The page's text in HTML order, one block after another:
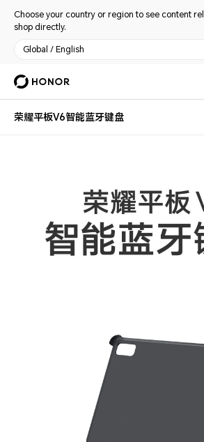
Choose your country or region to see content
shop directly.
Global / English
荣耀平板V6智能蓝牙键盘